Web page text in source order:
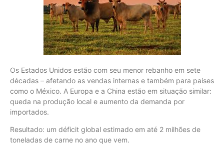
Os Estados Unidos estão com seu menor rebanho em sete
décadas – afetando as vendas internas e também para países
como o México. A Europa e a China estão em situação similar:
queda na produção local e aumento da demanda por
importados.
Resultado: um déficit global estimado em até 2 milhões de
toneladas de carne no ano que vem.